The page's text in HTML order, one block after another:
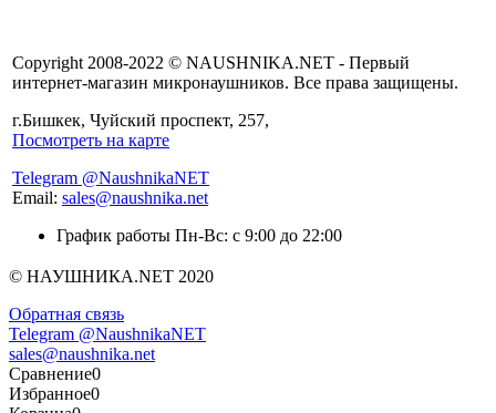
Copyright 2008-2022 © NAUSHNIKA.NET - Первый
интернет-магазин микронаушников. Все права защищены.
г.Бишкек, Чуйский проспект, 257,
Посмотреть на карте
Telegram @NaushnikaNET
Email: sales@naushnika.net
График работы Пн-Вс: с 9:00 до 22:00
© НАУШНИКА.NET 2020
Обратная связь
Telegram @NaushnikaNET
sales@naushnika.net
Сравнение0
Избранное0